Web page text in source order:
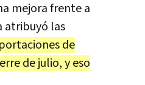
mejora frente a
atribuyó las
de
de julio, y eso